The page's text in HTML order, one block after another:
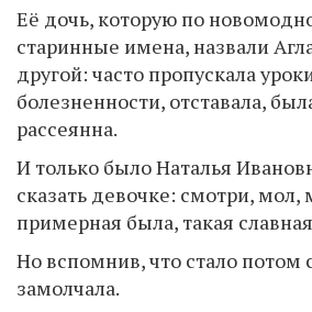
Её дочь, которую по
старинные имена, назвали
другой: часто пропускала
болезненности, отставала,
рассеянна.
И только было Наталья
сказать девочке: смотри, мол,
примерная была, такая
Но вспомнив, что стало потом
замолчала.